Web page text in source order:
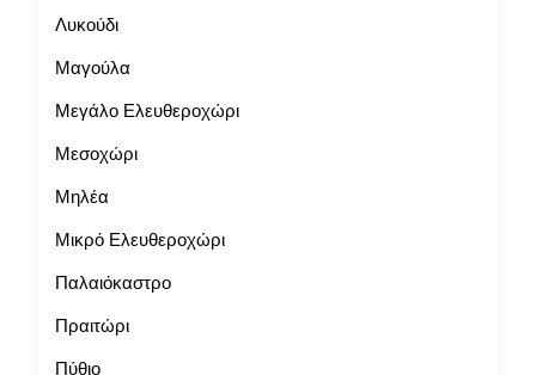
Λυκούδι
Μαγούλα
Μεγάλο Ελευθεροχώρι
Μεσοχώρι
Μηλέα
Μικρό Ελευθεροχώρι
Παλαιόκαστρο
Πραιτώρι
Πύθιο